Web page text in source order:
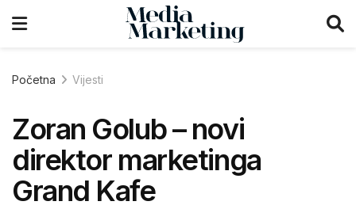
Početna Vijesti
Zoran Golub – novi
direktor marketinga
Grand Kafe